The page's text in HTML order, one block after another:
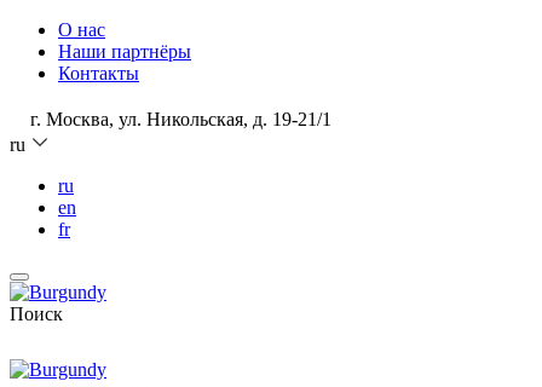
О нас
Наши партнёры
Контакты
г. Москва, ул. Никольская, д. 19-21/1
ru
ru
en
fr
Поиск